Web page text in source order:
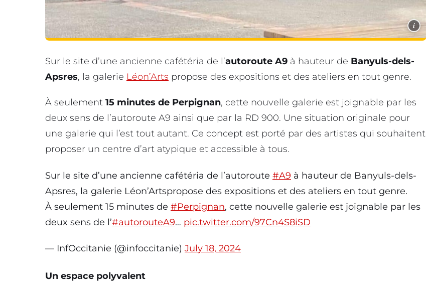
i
Sur le site d’une ancienne cafétéria de l’autoroute A9 à hauteur de Banyuls-dels-
Apsres, la galerie Léon’Arts propose des expositions et des ateliers en tout genre.
À seulement 15 minutes de Perpignan, cette nouvelle galerie est joignable par les
deux sens de l’autoroute A9 ainsi que par la RD 900. Une situation originale pour
une galerie qui l’est tout autant. Ce concept est porté par des artistes qui souhaitent
proposer un centre d’art atypique et accessible à tous.
Sur le site d’une ancienne cafétéria de l’autoroute #A9 à hauteur de Banyuls-dels-
Apsres, la galerie Léon’Artspropose des expositions et des ateliers en tout genre.
À seulement 15 minutes de #Perpignan, cette nouvelle galerie est joignable par les
deux sens de l’#autorouteA9… pic.twitter.com/97Cn4S8iSD
— InfOccitanie (@infoccitanie) July 18, 2024
Un espace polyvalent